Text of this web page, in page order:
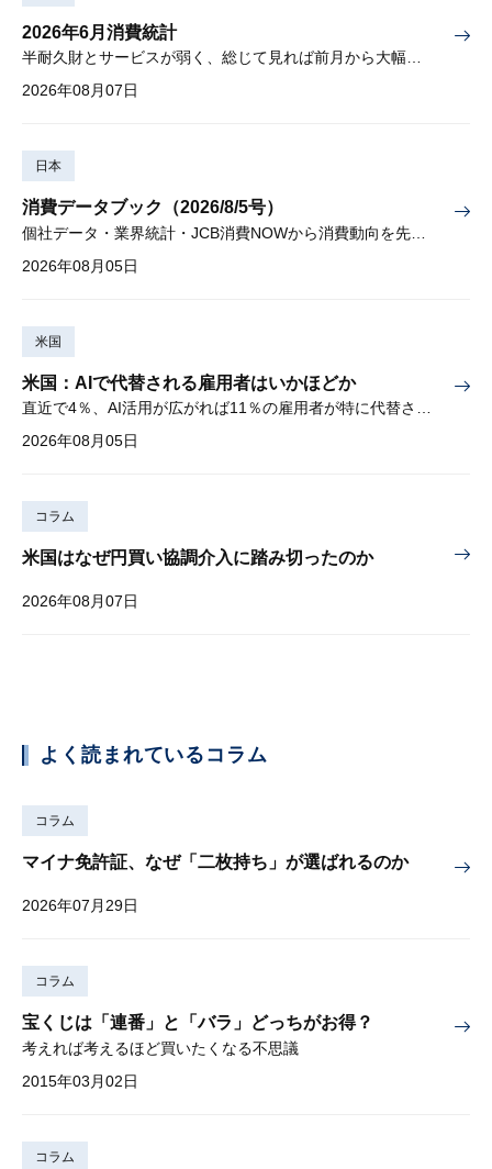
2026年6月消費統計
半耐久財とサービスが弱く、総じて見れば前月から大幅に減少
2026年08月07日
日本
消費データブック（2026/8/5号）
2026年08月05日
米国
米国：AIで代替される雇用者はいかほどか
直近で4％、AI活用が広がれば11％の雇用者が特に代替されやすい
2026年08月05日
コラム
米国はなぜ円買い協調介入に踏み切ったのか
2026年08月07日
よく読まれているコラム
コラム
マイナ免許証、なぜ「二枚持ち」が選ばれるのか
2026年07月29日
コラム
宝くじは「連番」と「バラ」どっちがお得？
考えれば考えるほど買いたくなる不思議
2015年03月02日
コラム